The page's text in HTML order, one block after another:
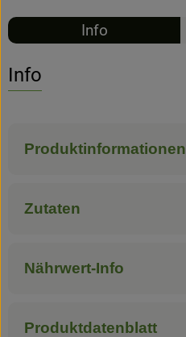
Info
Info
Produktinformationen
Zutaten
Nährwert-Info
Produktdatenblatt